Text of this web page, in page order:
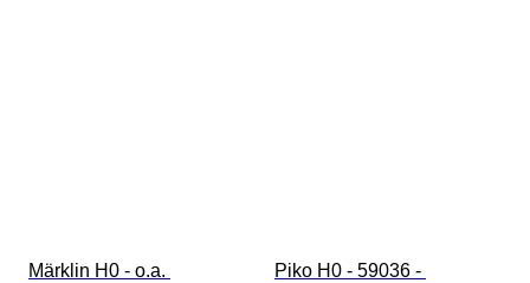
Märklin H0 - o.a.
Piko H0 - 59036 -